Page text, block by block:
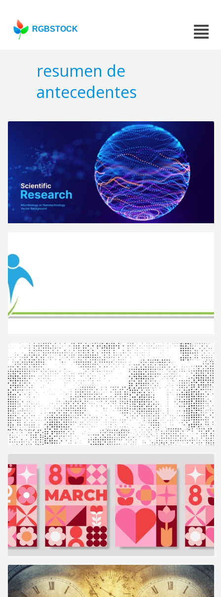
RGBSTOCK
resumen de
antecedentes